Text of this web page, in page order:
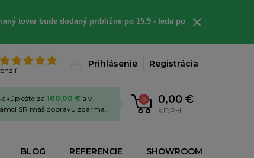
tovar bude dodaný približne po 15.9 - teda po
×
Prihlásenie Registrácia
0 0,00 €
s DPH
ešte za 100,00 € a v
SR máš dopravu zdarma.
BLOG REFERENCIE SHOWROOM